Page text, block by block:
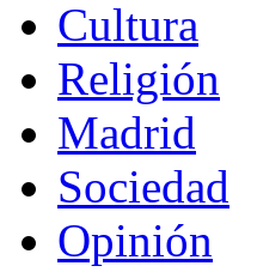
Cultura
Religión
Madrid
Sociedad
Opinión